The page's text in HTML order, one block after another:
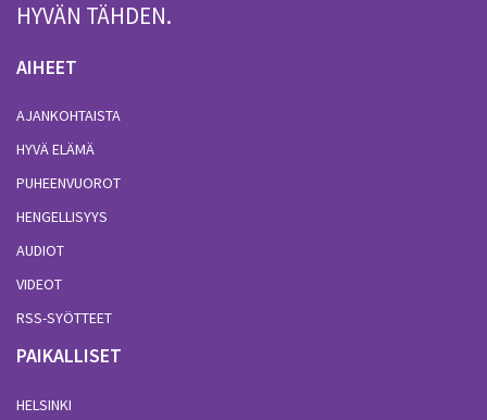
HYVÄN TÄHDEN.
AIHEET
AJANKOHTAISTA
HYVÄ ELÄMÄ
PUHEENVUOROT
HENGELLISYYS
AUDIOT
VIDEOT
RSS-SYÖTTEET
PAIKALLISET
HELSINKI